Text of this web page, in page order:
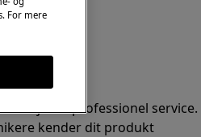
fortjener professionel service.
kender dit produkt
For mere